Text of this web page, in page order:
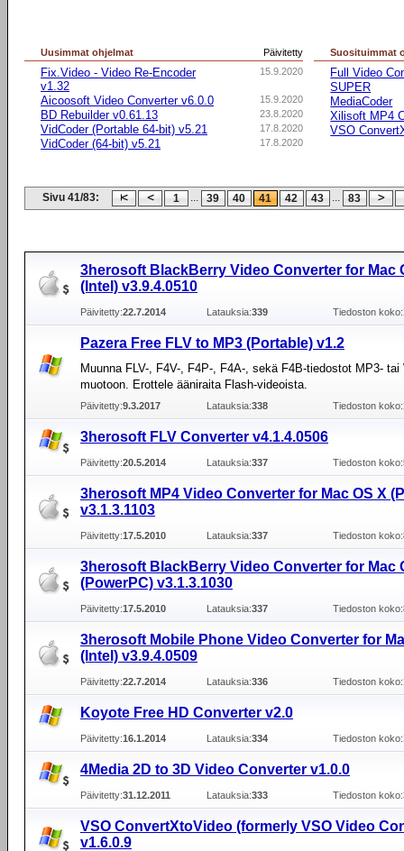
Päivitetty
Uusimmat ohjelmat
15.9.2020
Fix.Video - Video Re-Encoder
v1.32
15.9.2020
Aicoosoft Video Converter v6.0.0
23.8.2020
BD Rebuilder v0.61.13
17.8.2020
VidCoder (Portable 64-bit) v5.21
17.8.2020
VidCoder (64-bit) v5.21
Suosituimmat
Full Video
SUPER
MediaCoder
Xilisoft MP4
VSO
Sivu 41/83: 1 ... 39 40 41 42 43 ... 83
3herosoft BlackBerry Video Converter for Mac
(Intel) v3.9.4.0510
Päivitetty:22.7.2014 Latauksia:339 Tiedoston koko:
Pazera Free FLV to MP3 (Portable) v1.2
Muunna FLV-, F4V-, F4P-, F4A-, sekä F4B-tiedostot MP3- tai
muotoon. Erottele ääniraita Flash-videoista.
Päivitetty:9.3.2017 Latauksia:338 Tiedoston koko:
3herosoft FLV Converter v4.1.4.0506
Päivitetty:20.5.2014 Latauksia:337 Tiedoston koko:
3herosoft MP4 Video Converter for Mac OS X
v3.1.3.1103
Päivitetty:17.5.2010 Latauksia:337 Tiedoston koko:
3herosoft BlackBerry Video Converter for Mac
(PowerPC) v3.1.3.1030
Päivitetty:17.5.2010 Latauksia:337 Tiedoston koko:
3herosoft Mobile Phone Video Converter for
(Intel) v3.9.4.0509
Päivitetty:22.7.2014 Latauksia:336 Tiedoston koko:
Koyote Free HD Converter v2.0
Päivitetty:16.1.2014 Latauksia:334 Tiedoston koko:
4Media 2D to 3D Video Converter v1.0.0
Päivitetty:31.12.2011 Latauksia:333 Tiedoston koko:
VSO ConvertXtoVideo (formerly VSO Video
v1.6.0.9